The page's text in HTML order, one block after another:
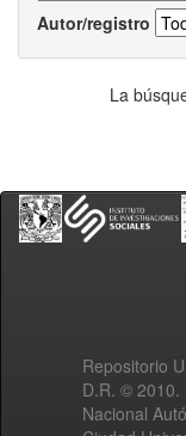
Autor/registro
La
Repositorio
D.R. © 2010.
Nacional